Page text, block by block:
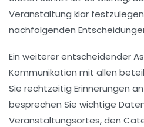
Veranstaltung klar
nachfolgenden
Ein weiterer entscheidender
Kommunikation mit allen
Sie rechtzeitig Erinnerungen
besprechen Sie wichtige
Veranstaltungsortes, den